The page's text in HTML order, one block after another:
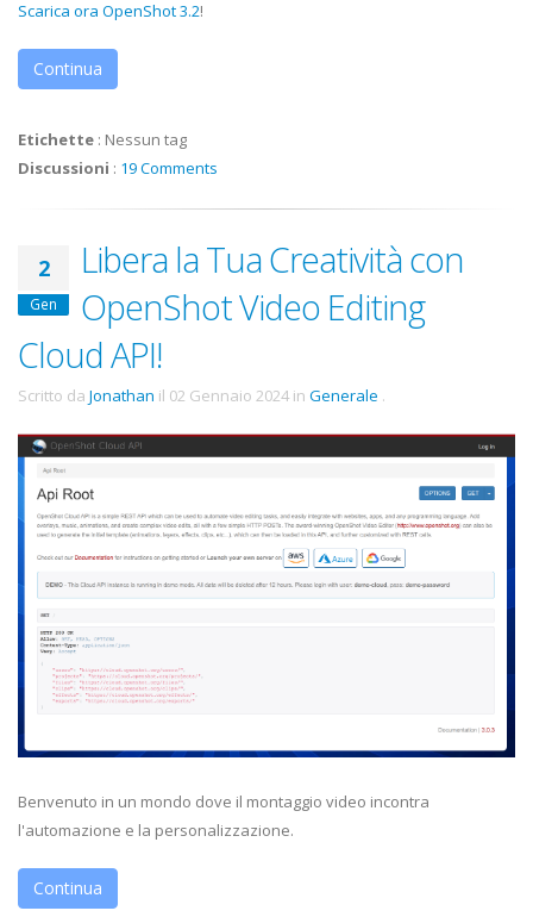
Scarica ora OpenShot 3.2!
Continua
Etichette : Nessun tag
Discussioni : 19 Comments
2
Gen
Libera la Tua Creatività con
OpenShot Video Editing
Cloud API!
Scritto da Jonathan il 02 Gennaio 2024 in Generale .
Benvenuto in un mondo dove il montaggio video incontra
l'automazione e la personalizzazione.
Continua